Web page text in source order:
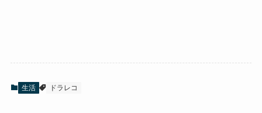
生活 ドラレコ